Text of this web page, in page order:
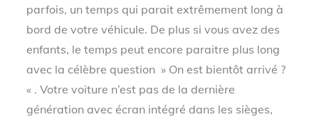
parfois, un temps qui parait extrêmement long à
bord de votre véhicule. De plus si vous avez des
enfants, le temps peut encore paraitre plus long
avec la célèbre question » On est bientôt arrivé ?
« . Votre voiture n’est pas de la dernière
génération avec écran intégré dans les sièges,